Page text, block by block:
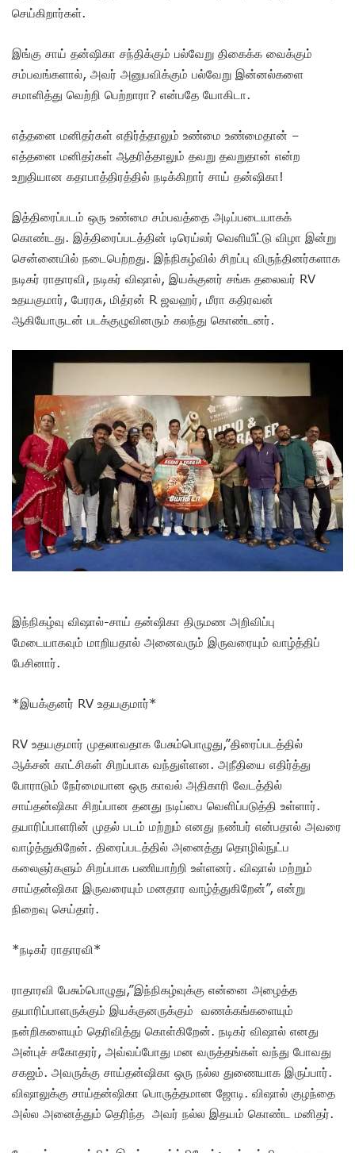
செய்கிறார்கள்.
இங்கு சாய் தன்ஷிகா சந்திக்கும் பல்வேறு திகைக்க வைக்கும்
சம்பவங்களால், அவர் அனுபவிக்கும் பல்வேறு இன்னல்களை
சமாளித்து வெற்றி பெற்றாரா? என்பதே யோகிடா.
எத்தனை மனிதர்கள் எதிர்த்தாலும் உண்மை உண்மைதான் –
எத்தனை மனிதர்கள் ஆதரித்தாலும் தவறு தவறுதான் என்ற
உறுதியான கதாபாத்திரத்தில் நடிக்கிறார் சாய் தன்ஷிகா!
இத்திரைப்படம் ஒரு உண்மை சம்பவத்தை அடிப்படையாகக்
கொண்டது. இத்திரைப்படத்தின் டிரெய்லர் வெளியீட்டு விழா இன்று
சென்னையில் நடைபெற்றது. இந்நிகழ்வில் சிறப்பு விருந்தினர்களாக
நடிகர் ராதாரவி, நடிகர் விஷால், இயக்குனர் சங்க தலைவர் RV
உதயகுமார், பேரரசு, மித்ரன் R ஜவஹர், மீரா கதிரவன்
ஆகியோருடன் படக்குழுவினரும் கலந்து கொண்டனர்.
இந்நிகழ்வு விஷால்-சாய் தன்ஷிகா திருமண அறிவிப்பு
மேடையாகவும் மாறியதால் அனைவரும் இருவரையும் வாழ்த்திப்
பேசினார்.
*இயக்குனர் RV உதயகுமார்*
RV உதயகுமார் முதலாவதாக பேசும்பொழுது,”திரைப்படத்தில்
ஆக்சன் காட்சிகள் சிறப்பாக வந்துள்ளன. அநீதியை எதிர்த்து
போராடும் நேர்மையான ஒரு காவல் அதிகாரி வேடத்தில்
சாய்தன்ஷிகா சிறப்பான தனது நடிப்பை வெளிப்படுத்தி உள்ளார்.
தயாரிப்பாளரின் முதல் படம் மற்றும் எனது நண்பர் என்பதால் அவரை
வாழ்த்துகிறேன். திரைப்படத்தில் அனைத்து தொழில்நுட்ப
கலைஞர்களும் சிறப்பாக பணியாற்றி உள்ளனர். விஷால் மற்றும்
சாய்தன்ஷிகா இருவரையும் மனதார வாழ்த்துகிறேன்”, என்று
நிறைவு செய்தார்.
*நடிகர் ராதாரவி*
ராதாரவி பேசும்பொழுது,”இந்நிகழ்வுக்கு என்னை அழைத்த
தயாரிப்பாளருக்கும் இயக்குனருக்கும் வணக்கங்களையும்
நன்றிகளையும் தெரிவித்து கொள்கிறேன். நடிகர் விஷால் எனது
அன்புச் சகோதரர், அவ்வப்போது மன வருத்தங்கள் வந்து போவது
சகஜம். அவருக்கு சாய்தன்ஷிகா ஒரு நல்ல துணையாக இருப்பார்.
விஷாலுக்கு சாய்தன்ஷிகா பொருத்தமான ஜோடி. விஷால் குழந்தை
அல்ல அனைத்தும் தெரிந்த அவர் நல்ல இதயம் கொண்ட மனிதர்.